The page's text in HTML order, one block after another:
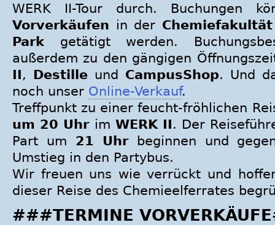
WERK II-Tour durch. Buchungen
Vorverkäufen in der Chemiefakultät
Park getätigt werden.
außerdem zu den gängigen
II, Destille und CampusShop. Und
noch unser Online-Verkauf.
Treffpunkt zu einer feucht-fröhlichen
um 20 Uhr im WERK II. Der
Part um 21 Uhrbeginnen und
Umstieg in den Partybus.
Wir freuen uns wie verrückt und
dieser Reise des Chemieelferrates
###TERMINE